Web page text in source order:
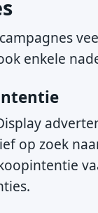
enkele
op zoek